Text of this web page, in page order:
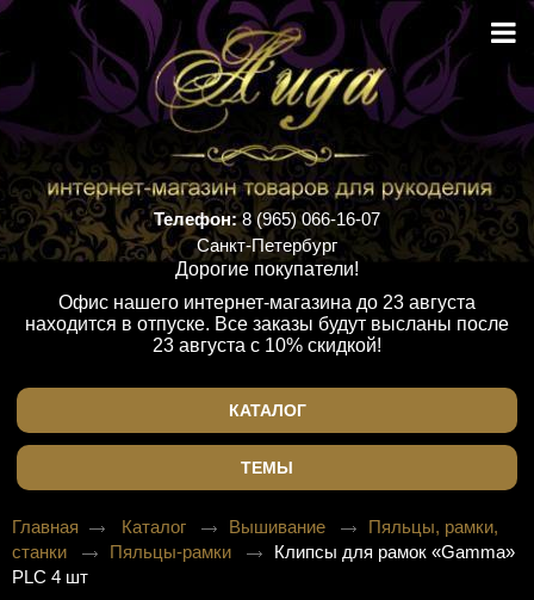
Телефон:8 (965) 066-16-07
Санкт-Петербург
Дорогие покупатели!
Офис нашего интернет-магазина до 23 августа
находится в отпуске. Все заказы будут высланы после
23 августа с 10% скидкой!
КАТАЛОГ
ТЕМЫ
Главная Каталог Вышивание
Пяльцы, рамки,
станки
Пяльцы-рамки
Клипсы для рамок «Gamma»
PLC 4 шт